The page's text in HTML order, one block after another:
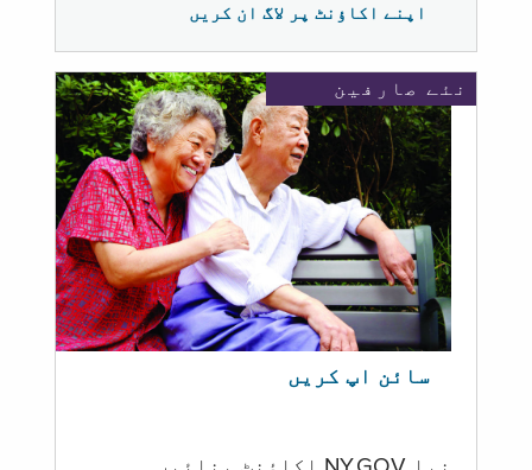
اپنے اکاؤنٹ پر لاگ ان کریں
نئے صارفین
سائن اپ کریں